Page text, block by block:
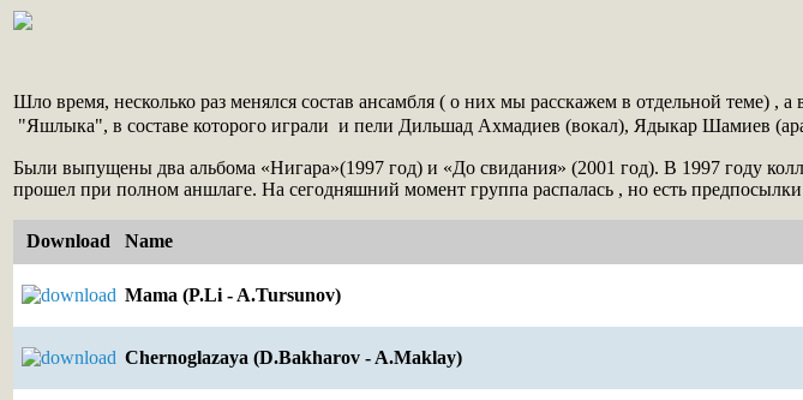
Шло время, несколько раз менялся состав ансамбля ( о них мы расскажем в отдельной теме) ,
"Яшлыка", в составе которого играли и пели Дильшад Ахмадиев (вокал), Ядыкар Шамиев
Были выпущены два альбома «Нигара»(1997 год) и «До свидания» (2001 год). В 1997 году
прошел при полном аншлаге. На сегодняшний момент группа распалась , но есть
Download Name
Mama (P.Li - A.Tursunov)
Chernoglazaya (D.Bakharov - A.Maklay)